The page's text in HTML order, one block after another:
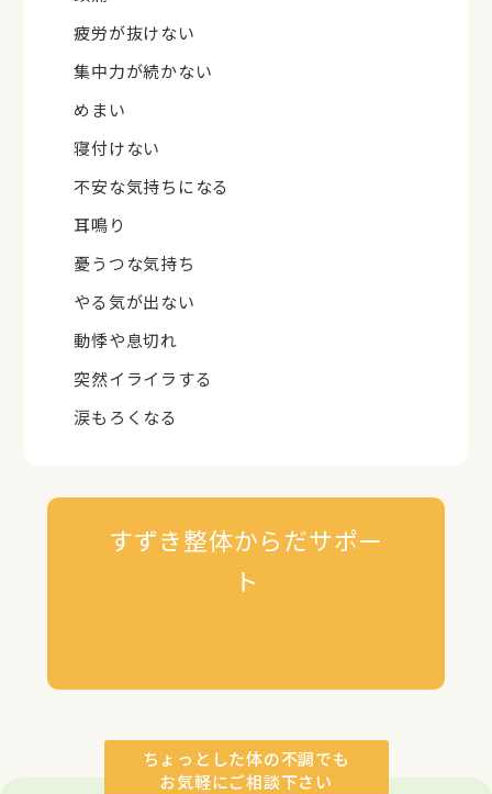
疲労が抜けない
集中力が続かない
めまい
寝付けない
不安な気持ちになる
耳鳴り
憂うつな気持ち
やる気が出ない
動悸や息切れ
突然イライラする
涙もろくなる
すずき整体からだサポー
ト
ちょっとした体の不調でも
お気軽にご相談下さい